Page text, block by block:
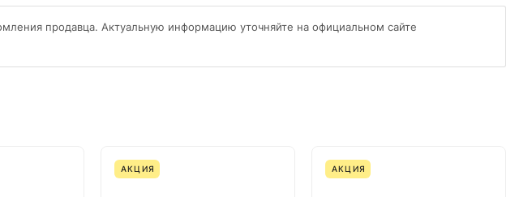
продавца. Актуальную информацию уточняйте на официальном сайте
АКЦИЯ АКЦИЯ